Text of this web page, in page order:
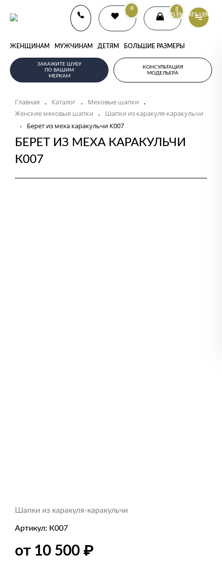
0
{{
ELEMENTS.LENGTH
}}
ЖЕНЩИНАМ МУЖЧИНАМ ДЕТЯМ БОЛЬШИЕ РАЗМЕРЫ
ЗАКАЖИТЕ ШУБУ
ПО ВАШИМ
МЕРКАМ
КОНСУЛЬТАЦИЯ
МОДЕЛЬЕРА
Главная . Каталог . Меховые шапки .
Женские меховые шапки . Шапки из каракуля-каракульчи
. Берет из меха каракульчи К007
БЕРЕТ ИЗ МЕХА КАРАКУЛЬЧИ
К007
Шапки из каракуля-каракульчи
Артикул: К007
от 10 500 ₽